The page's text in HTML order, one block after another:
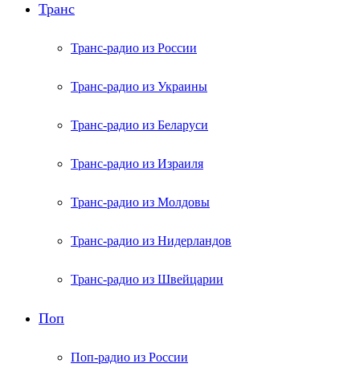
Транс
Транс-радио из России
Транс-радио из Украины
Транс-радио из Беларуси
Транс-радио из Израиля
Транс-радио из Молдовы
Транс-радио из Нидерландов
Транс-радио из Швейцарии
Поп
Поп-радио из России